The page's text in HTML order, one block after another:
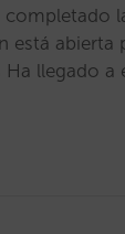
está
llegado